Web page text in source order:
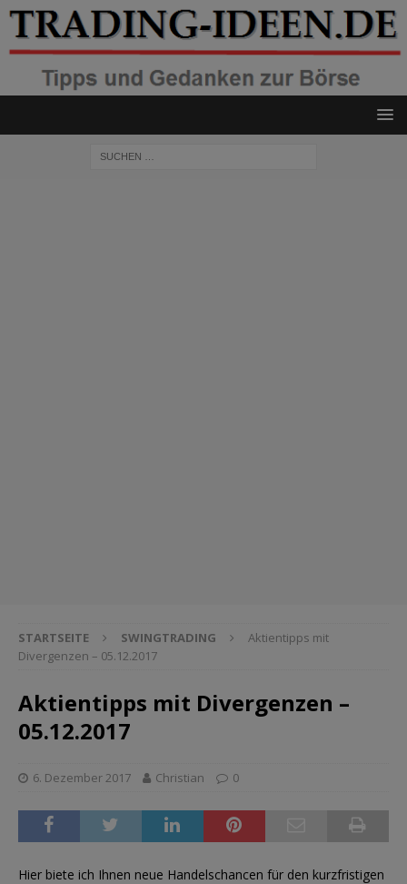
STARTSEITE SWINGTRADING
Aktientipps mit
Divergenzen – 05.12.2017
Aktientipps mit Divergenzen –
05.12.2017
6. Dezember 2017 Christian 0
Hier biete ich Ihnen neue Handelschancen für den kurzfristigen